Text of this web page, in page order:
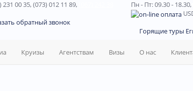
231 00 35, (073) 012 11 89,
обратный звонок
Пн - Пт: 09.30 - 18.30,
Горящие туры
Круизы Агентствам Визы О нас